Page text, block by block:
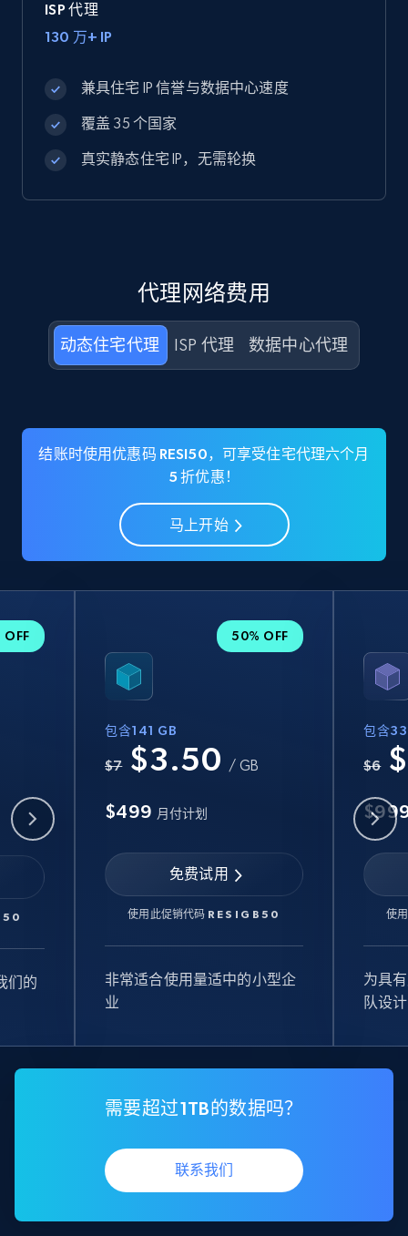
ISP 代理
130 万+ IP
兼具住宅 IP 信誉与数据中心速度
覆盖 35 个国家
真实静态住宅 IP，无需轮换
代理网络费用
动态住宅代理 ISP 代理 数据中心代理
结账时使用优惠码 RESI50，可享受住宅代理六个月
5 折优惠！
马上开始
OFF
们的
50% OFF
包含141 GB
$7 $3.50 / GB
$499 月付计划
免费试用
使用此促销代码 RESIGB50
非常适合使用量适中的小型企
业
包含
$6
使
为具
队设计
需要超过1TB的数据吗？
联系我们